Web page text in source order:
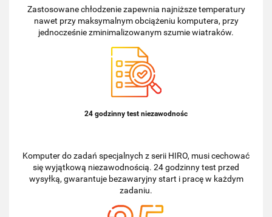
Zastosowane chłodzenie zapewnia najniższe temperatury
nawet przy maksymalnym obciążeniu komputera, przy
jednocześnie zminimalizowanym szumie wiatraków.
24 godzinny test niezawodnośc
Komputer do zadań specjalnych z serii HIRO, musi cechować
się wyjątkową niezawodnością. 24 godzinny test przed
wysyłką, gwarantuje bezawaryjny start i pracę w każdym
zadaniu.